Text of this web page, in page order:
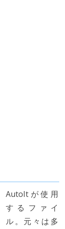
AutoItが使用
するファイ
ル。元々は多